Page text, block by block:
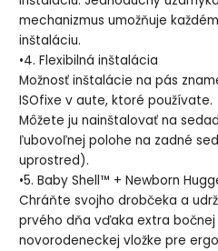
mechanizmus umožňuje
inštaláciu.
•4. Flexibilná inštalácia
Možnosť inštalácie na pás
ISOfixe v aute, ktoré používate.
Môžete ju nainštalovať na
ľubovoľnej polohe na zadné
uprostred).
•5. Baby Shell™ + Newborn
Chráňte svojho drobčeka a
prvého dňa vďaka extra
novorodeneckej vložke pre